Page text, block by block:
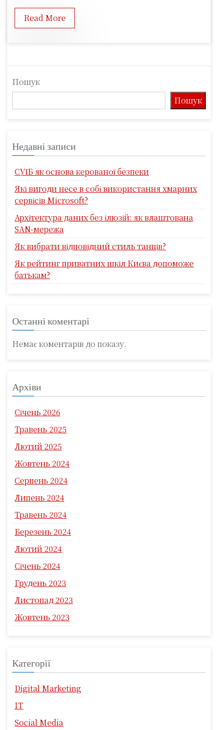
Read More
Пошук
Пошук
Недавні записи
СУІБ як основа керованої безпеки
Які вигоди несе в собі використання хмарних
сервісів Microsoft?
Архітектура даних без ілюзій: як влаштована
SAN-мережа
Як вибрати відповідний стиль танців?
Як рейтинг приватних шкіл Києва допоможе
батькам?
Останні коментарі
Немає коментарів до показу.
Архіви
Січень 2026
Травень 2025
Лютий 2025
Жовтень 2024
Серпень 2024
Липень 2024
Травень 2024
Березень 2024
Лютий 2024
Січень 2024
Грудень 2023
Листопад 2023
Жовтень 2023
Категорії
Digital Marketing
IT
Social Media